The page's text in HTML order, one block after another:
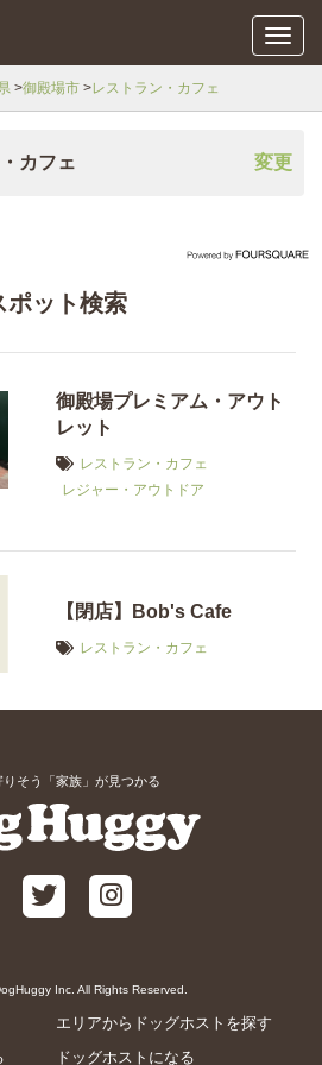
メ
ニ
御殿場市 レストラン・カフェ
カフェ 変更
ポット検索
御殿場プレミアム・アウト
レット
レストラン・カフェ
レジャー・アウトドア
【閉店】Bob's Cafe
レストラン・カフェ
りそう「家族」が見つかる
Inc. All Rights Reserved.
エリアからドッグホストを探す
ドッグホストになる